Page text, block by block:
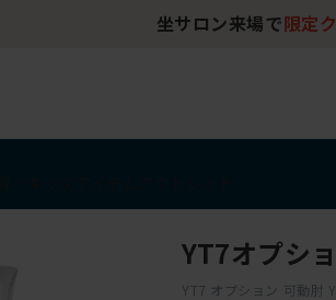
坐サロン来場で 限定
YT7オプシ
YT7 オプション 可動肘